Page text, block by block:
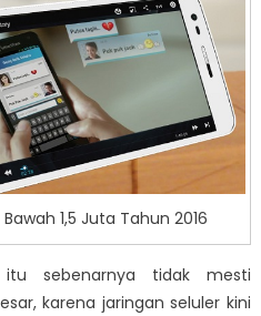
1,5 Juta Tahun 2016
sebenarnya tidak mesti
karena jaringan seluler kini